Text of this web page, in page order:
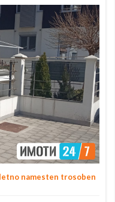
namesten trosoben